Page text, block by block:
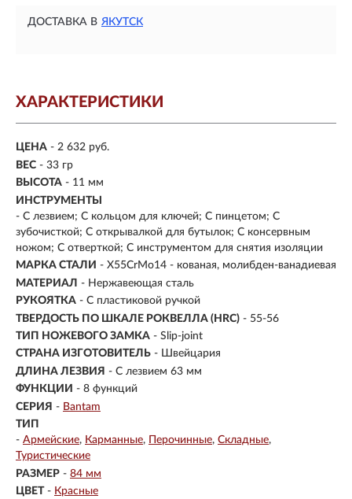
ДОСТАВКА В ЯКУТСК
ХАРАКТЕРИСТИКИ
ЦЕНА - 2 632 руб.
ВЕС - 33 гр
ВЫСОТА - 11 мм
ИНСТРУМЕНТЫ
- С лезвием; С кольцом для ключей; С пинцетом; С
зубочисткой; С открывалкой для бутылок; С консервным
ножом; С отверткой; С инструментом для снятия изоляции
МАРКА СТАЛИ - X55CrMo14 - кованая, молибден-ванадиевая
МАТЕРИАЛ - Нержавеющая сталь
РУКОЯТКА - С пластиковой ручкой
ТВЕРДОСТЬ ПО ШКАЛЕ РОКВЕЛЛА (HRC) - 55-56
ТИП НОЖЕВОГО ЗАМКА - Slip-joint
СТРАНА ИЗГОТОВИТЕЛЬ - Швейцария
ДЛИНА ЛЕЗВИЯ - С лезвием 63 мм
ФУНКЦИИ - 8 функций
СЕРИЯ - Bantam
ТИП
- Армейские Карманные Перочинные Складные
Туристические
РАЗМЕР - 84 мм
ЦВЕТ - Красные